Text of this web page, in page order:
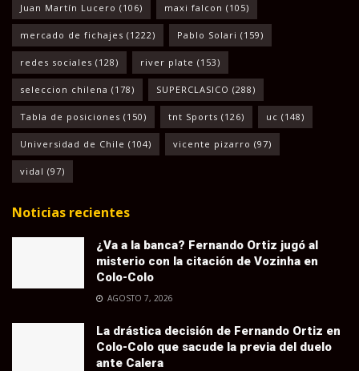
Juan Martín Lucero (106) maxi falcon (105)
mercado de fichajes (1222) Pablo Solari (159)
redes sociales (128) river plate (153)
seleccion chilena (178) SUPERCLASICO (288)
Tabla de posiciones (150) tnt Sports (126) uc (148)
Universidad de Chile (104) vicente pizarro (97)
vidal (97)
Noticias recientes
¿Va a la banca? Fernando Ortiz jugó al
misterio con la citación de Vozinha en
Colo-Colo
AGOSTO 7, 2026
La drástica decisión de Fernando Ortiz en
Colo-Colo que sacude la previa del duelo
ante Calera